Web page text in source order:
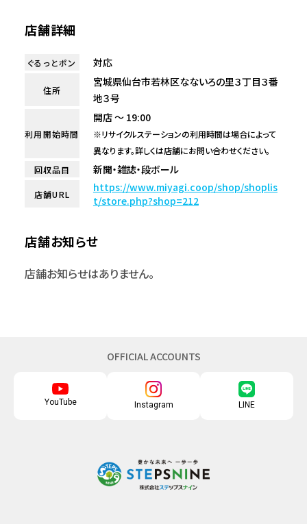
店舗詳細
ぐるっとポン 対応
住所
宮城県仙台市若林区なないろの里３丁目３番
地３号
利用開始時間
開店 ～ 19:00
※リサイクルステーションの利用時間は場合によって
異なります。詳しくは店舗にお問い合わせください。
回収品目
新聞・雑誌・段ボール
店舗URL
https://www.miyagi.coop/shop/shoplis
t/store.php?shop=212
店舗お知らせ
店舗お知らせはありません。
OFFICIAL ACCOUNTS
YouTube Instagram LINE